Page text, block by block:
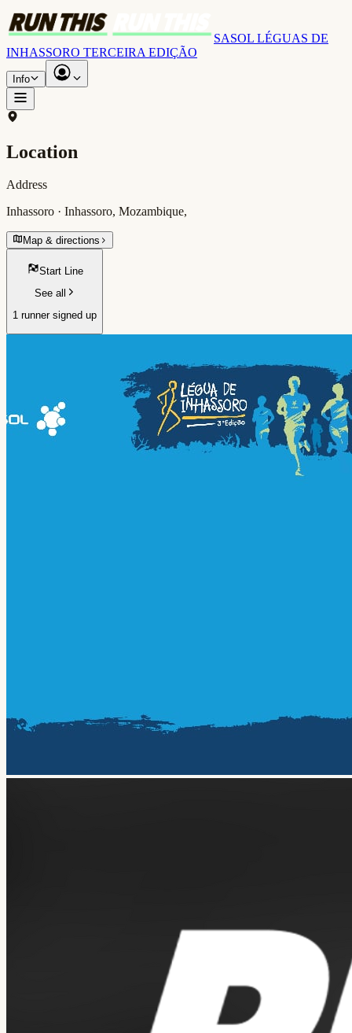
SASOL LÉGUAS DE
INHASSORO TERCEIRA EDIÇÃO
Info
Location
Address
Inhassoro · Inhassoro, Mozambique,
Map & directions
Start Line
See all
1 runner signed up